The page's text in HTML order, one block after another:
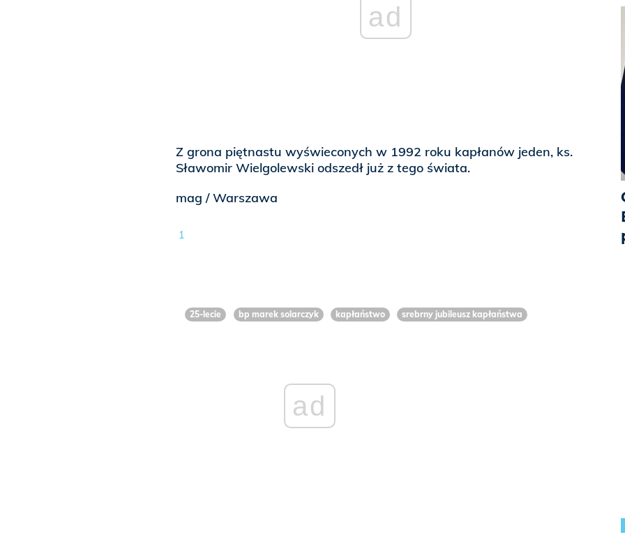
ad
Z grona piętnastu wyświeconych w 1992 roku kapłanów jeden, ks.
Sławomir Wielgolewski odszedł już z tego świata.
mag / Warszawa
1
25-lecie bp marek solarczyk kapłaństwo srebrny jubileusz kapłaństwa
ad